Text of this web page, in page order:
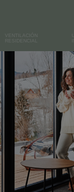
VENTILACIÓN
RESIDENCIAL